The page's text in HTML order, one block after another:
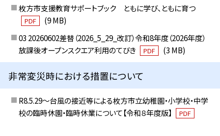
枚方市支援教育サポートブック ともに学び、ともに育つ
PDF
(9 MB)
03 20260602差替（2026_5_29_改訂）令和8年度（2026年度）
放課後オープンスクエア利用のてびき
PDF (3 MB)
非常変災時における措置について
R8.5.29～台風の接近等による枚方市立幼稚園・小学校・中学
校の臨時休園・臨時休業について【令和８年度版】
PDF